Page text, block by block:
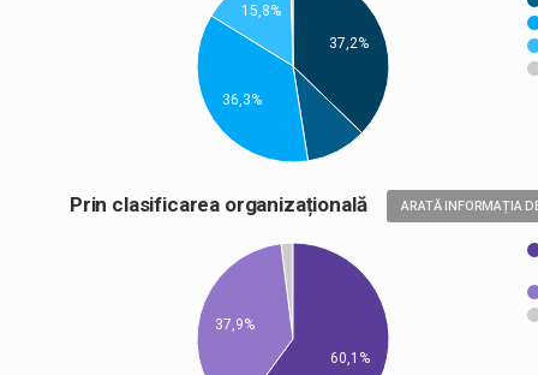
37,2%
15,8%
36,3%
Prin clasificarea organizațională ARATĂ INFORMAȚIA
37,9%
60,1%